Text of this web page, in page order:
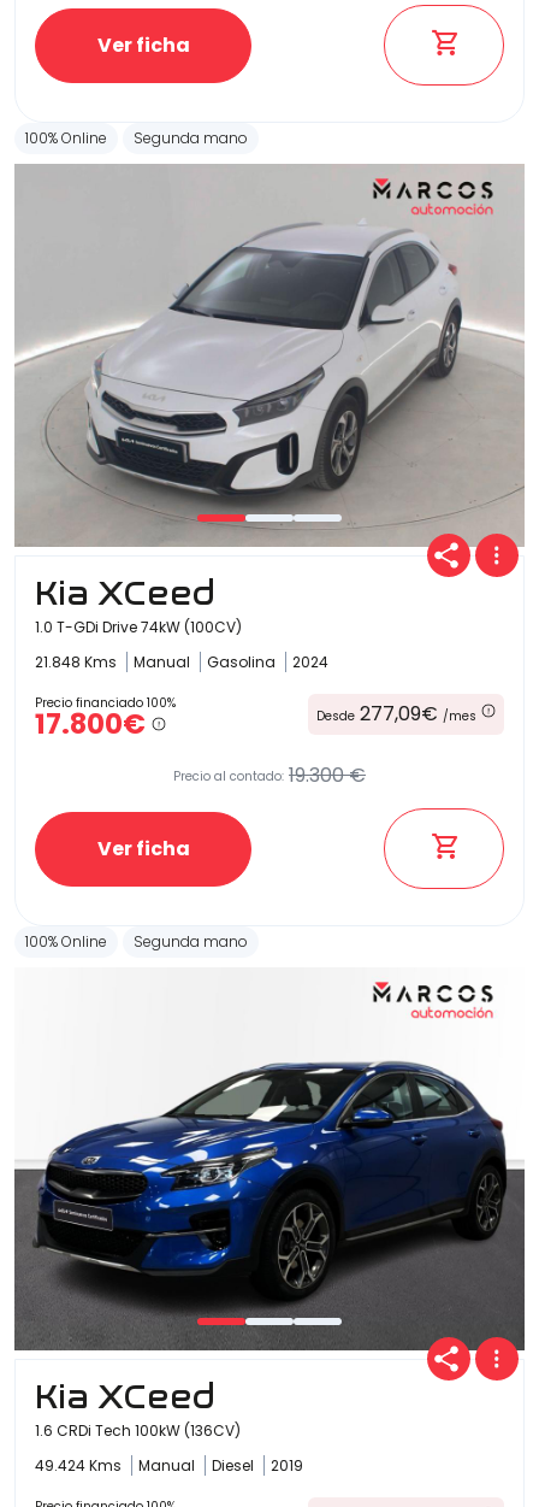
Ver ficha
100% Online Segunda mano
Kia XCeed
1.0 T-GDi Drive 74kW (100CV)
21.848 Kms
Manual Gasolina 2024
Precio financiado 100%
17.800€ Desde 277,09€ /mes
Precio al contado: 19.300 €
Ver ficha
100% Online Segunda mano
Kia XCeed
1.6 CRDi Tech 100kW (136CV)
49.424 Kms
Manual Diesel 2019